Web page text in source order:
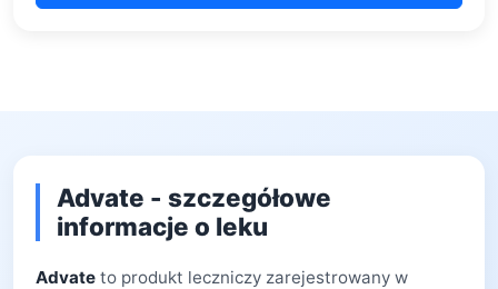
Advate - szczegółowe
informacje o leku
Advate to produkt leczniczy zarejestrowany w